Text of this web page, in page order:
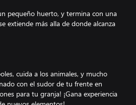
pequeño huerto, y termina con una
extiende más alla de donde alcanza
cuida a los animales, y mucho
con el sudor de tu frente en
para tu granja! ¡Gana experiencia